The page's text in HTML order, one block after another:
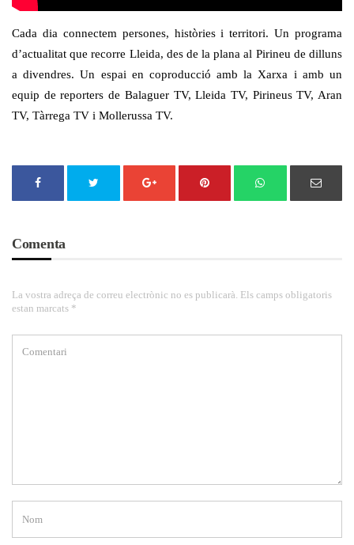
Cada dia connectem persones, històries i territori. Un programa
d’actualitat que recorre Lleida, des de la plana al Pirineu de dilluns
a divendres. Un espai en coproducció amb la Xarxa i amb un
equip de reporters de Balaguer TV, Lleida TV, Pirineus TV, Aran
TV, Tàrrega TV i Mollerussa TV.
Comenta
La vostra adreça de correu electrònic no es publicarà. Els camps obligatoris
estan marcats *